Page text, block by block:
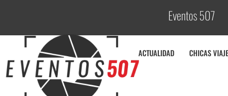
Eventos 507C
ACTUALIDAD CHICAS